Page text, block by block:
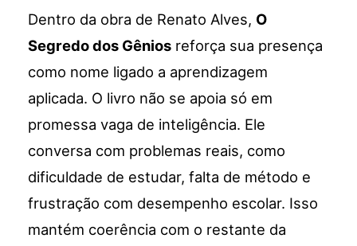
Dentro da obra de Renato Alves, O
Segredo dos Gênios reforça sua presença
como nome ligado a aprendizagem
aplicada. O livro não se apoia só em
promessa vaga de inteligência. Ele
conversa com problemas reais, como
dificuldade de estudar, falta de método e
frustração com desempenho escolar. Isso
mantém coerência com o restante da